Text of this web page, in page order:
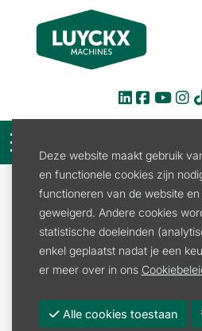
Bouw en
DOORSLIJPSCHIJF
Deze website maakt gebruik
en functionele cookies zijn
functioneren van de website
geweigerd. Andere cookies
statistische doeleinden
enkel geplaatst nadat je een
er meer over in ons
Alle cookies toestaan